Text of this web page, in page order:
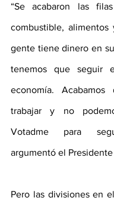
“Se acabaron las
combustible, alimentos
gente tiene dinero en
tenemos que seguir
economía.
trabajar y no
Votadme para
argumentó el
Pero las divisiones en